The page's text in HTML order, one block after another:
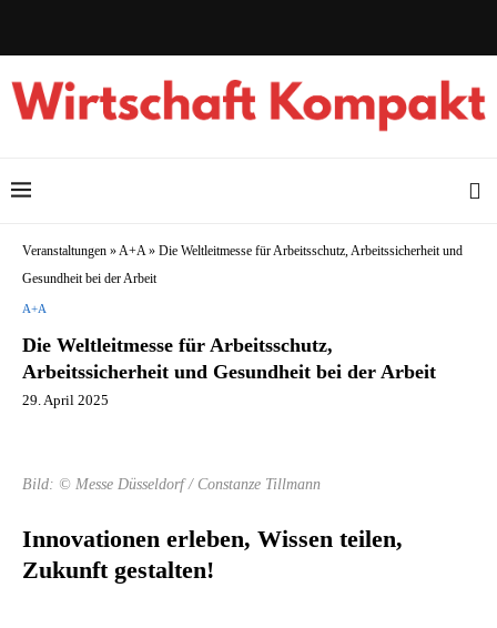
Veranstaltungen »A+A» Die Weltleitmesse für Arbeitsschutz, Arbeitssicherheit und
Gesundheit bei der Arbeit
A+A
Die Weltleitmesse für Arbeitsschutz,
Arbeitssicherheit und Gesundheit bei der Arbeit
29. April 2025
Bild: © Messe Düsseldorf / Constanze Tillmann
Innovationen erleben, Wissen teilen,
Zukunft gestalten!